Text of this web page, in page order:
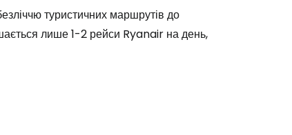
туристичних маршрутів до
лише 1-2 рейси Ryanair на день,